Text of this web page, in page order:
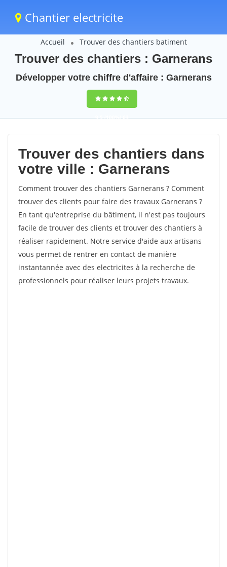
Chantier electricite
Accueil Trouver des chantiers batiment
Trouver des chantiers : Garnerans
Développer votre chiffre d'affaire : Garnerans
9,5(100%)63
votes
Trouver des chantiers dans
votre ville : Garnerans
Comment trouver des chantiers Garnerans ? Comment
trouver des clients pour faire des travaux Garnerans ?
En tant qu'entreprise du bâtiment, il n'est pas toujours
facile de trouver des clients et trouver des chantiers à
réaliser rapidement. Notre service d'aide aux artisans
vous permet de rentrer en contact de manière
instantannée avec des electricites à la recherche de
professionnels pour réaliser leurs projets travaux.